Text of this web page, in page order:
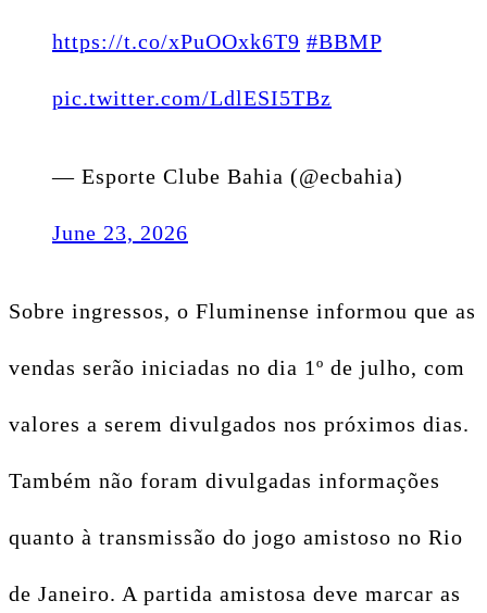
https://t.co/xPuOOxk6T9 #BBMP
pic.twitter.com/LdlESI5TBz
— Esporte Clube Bahia (@ecbahia)
June 23, 2026
Sobre ingressos, o Fluminense informou que as
vendas serão iniciadas no dia 1º de julho, com
valores a serem divulgados nos próximos dias.
Também não foram divulgadas informações
quanto à transmissão do jogo amistoso no Rio
de Janeiro. A partida amistosa deve marcar as